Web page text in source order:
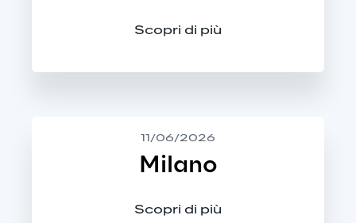
Scopri di più
11/06/2026
Milano
Scopri di più